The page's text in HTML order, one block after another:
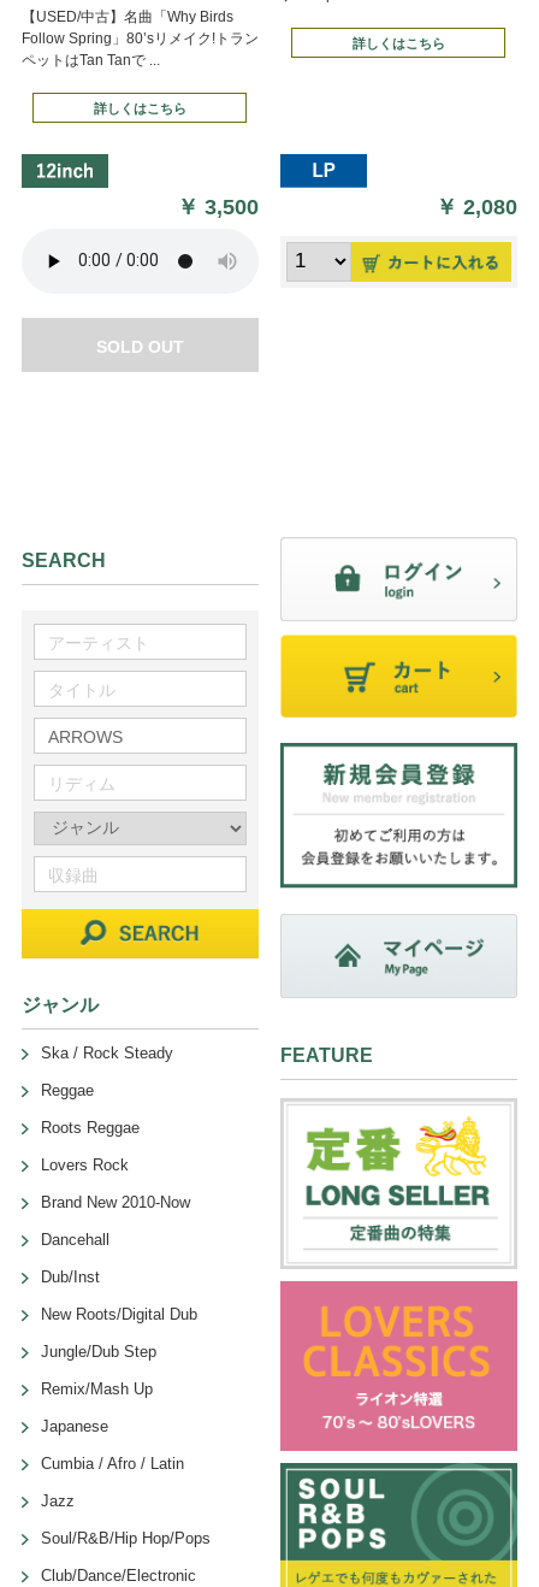
【USED/中古】名曲「Why Birds
Follow Spring」80’sリメイク!トラン
ペットはTan Tanで ...
詳しくはこちら
￥3,500
SOLD OUT
詳しくはこちら
￥2,080
SEARCH
ジャンル
Ska / Rock Steady
Reggae
Roots Reggae
Lovers Rock
Brand New 2010-Now
Dancehall
Dub/Inst
New Roots/Digital Dub
Jungle/Dub Step
Remix/Mash Up
Japanese
Cumbia / Afro / Latin
Jazz
Soul/R&B/Hip Hop/Pops
Club/Dance/Electronic
FEATURE